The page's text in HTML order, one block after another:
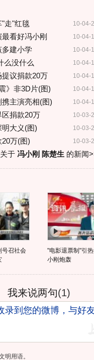
10-04-
走"红毯
10-04-
看好冯小刚
10-04-
多建小学
10-04-
么没什么
10-04-
提议捐款20万
10-04-
》非3D片(图)
10-04-
携主演亮相(图)
10-03-
捐款20万
10-03-
大义(图)
10-03-
万(图)
于 冯小刚 陈楚生 的新闻
号召社会
"电影退票制"引
小刚炮轰
我来说两句(1)
明用语。